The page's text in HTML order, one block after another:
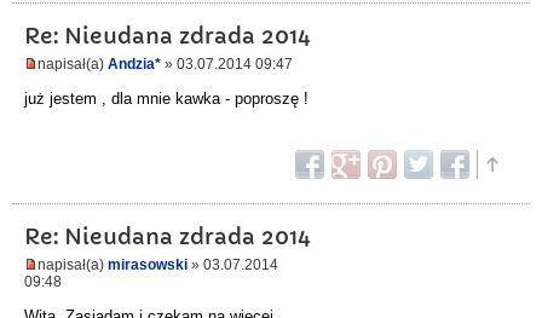
Re: Nieudana zdrada 2014
napisał(a) Andzia* » 03.07.2014 09:47
już jestem , dla mnie kawka - poproszę !
Re: Nieudana zdrada 2014
napisał(a) mirasowski » 03.07.2014
09:48